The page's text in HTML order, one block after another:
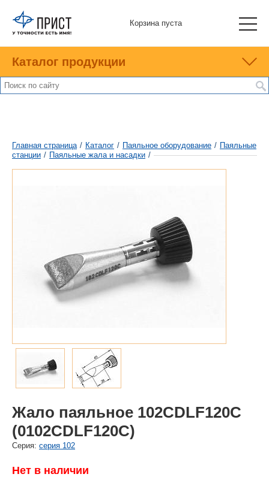
Корзина пуста
Каталог продукции
Главная страница / Каталог / Паяльное оборудование / Паяльные
станции / Паяльные жала и насадки /
Жало паяльное 102CDLF120C
(0102CDLF120C)
Cерия: серия 102
Нет в наличии